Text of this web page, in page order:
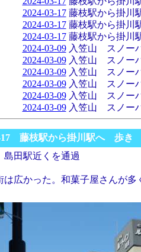
2024-03-17藤枝駅から掛
2024-03-17藤枝駅から掛
2024-03-17藤枝駅から掛
2024-03-09入笠山 スノーハ
2024-03-09入笠山 スノー
2024-03-09入笠山 スノー
2024-03-09入笠山 スノー
2024-03-09入笠山 スノー
2024-03-09入笠山 スノー
17 藤枝駅から掛川駅へ 歩き
田駅近くを通過
は広かった。和菓子屋さんが多